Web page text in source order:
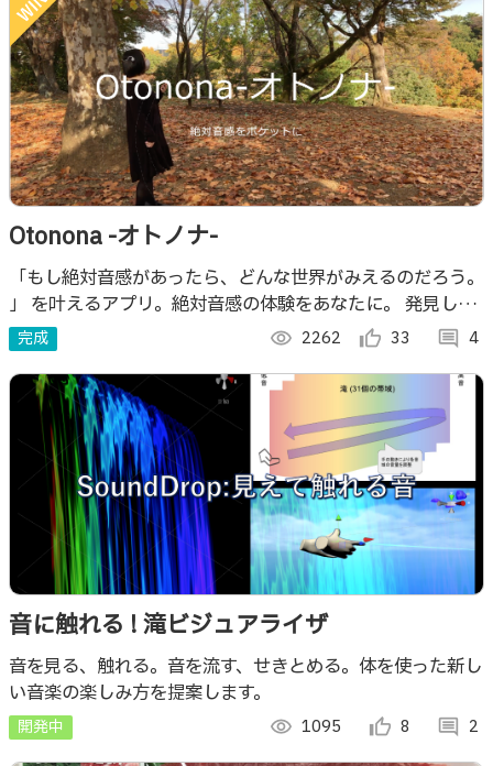
Otonona -オトノナ-
「もし絶対音感があったら、どんな世界がみえるのだろう。
」 を叶えるアプリ。絶対音感の体験をあなたに。 発見した
音は画像にしてSNSにシェアできます。
完成 visibility 2262 thumb_up_alt 33 comment 4
音に触れる ! 滝ビジュアライザ
音を見る、触れる。音を流す、せきとめる。体を使った新し
い音楽の楽しみ方を提案します。
開発中 visibility 1095 thumb_up_alt 8 comment 2